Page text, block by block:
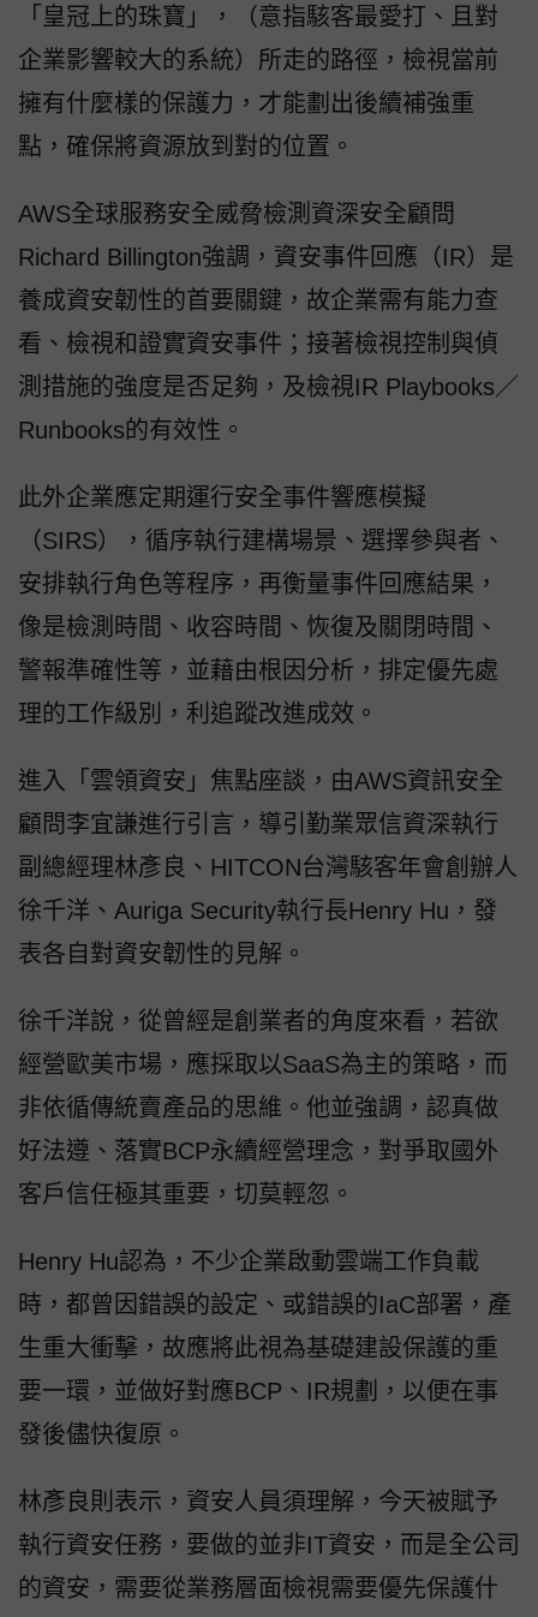
「皇冠上的珠寶」，（意指駭客最愛打、且對
企業影響較大的系統）所走的路徑，檢視當前
擁有什麼樣的保護力，才能劃出後續補強重
點，確保將資源放到對的位置。
AWS全球服務安全威脅檢測資深安全顧問
Richard Billington強調，資安事件回應（IR）是
養成資安韌性的首要關鍵，故企業需有能力查
看、檢視和證實資安事件；接著檢視控制與偵
測措施的強度是否足夠，及檢視IR Playbooks／
Runbooks的有效性。
此外企業應定期運行安全事件響應模擬
（SIRS），循序執行建構場景、選擇參與者、
安排執行角色等程序，再衡量事件回應結果，
像是檢測時間、收容時間、恢復及關閉時間、
警報準確性等，並藉由根因分析，排定優先處
理的工作級別，利追蹤改進成效。
進入「雲領資安」焦點座談，由AWS資訊安全
顧問李宜謙進行引言，導引勤業眾信資深執行
副總經理林彥良、HITCON台灣駭客年會創辦人
徐千洋、Auriga Security執行長Henry Hu，發
表各自對資安韌性的見解。
徐千洋說，從曾經是創業者的角度來看，若欲
經營歐美市場，應採取以SaaS為主的策略，而
非依循傳統賣產品的思維。他並強調，認真做
好法遵、落實BCP永續經營理念，對爭取國外
客戶信任極其重要，切莫輕忽。
Henry Hu認為，不少企業啟動雲端工作負載
時，都曾因錯誤的設定、或錯誤的IaC部署，產
生重大衝擊，故應將此視為基礎建設保護的重
要一環，並做好對應BCP、IR規劃，以便在事
發後儘快復原。
林彥良則表示，資安人員須理解，今天被賦予
執行資安任務，要做的並非IT資安，而是全公司
的資安，需要從業務層面檢視需要優先保護什